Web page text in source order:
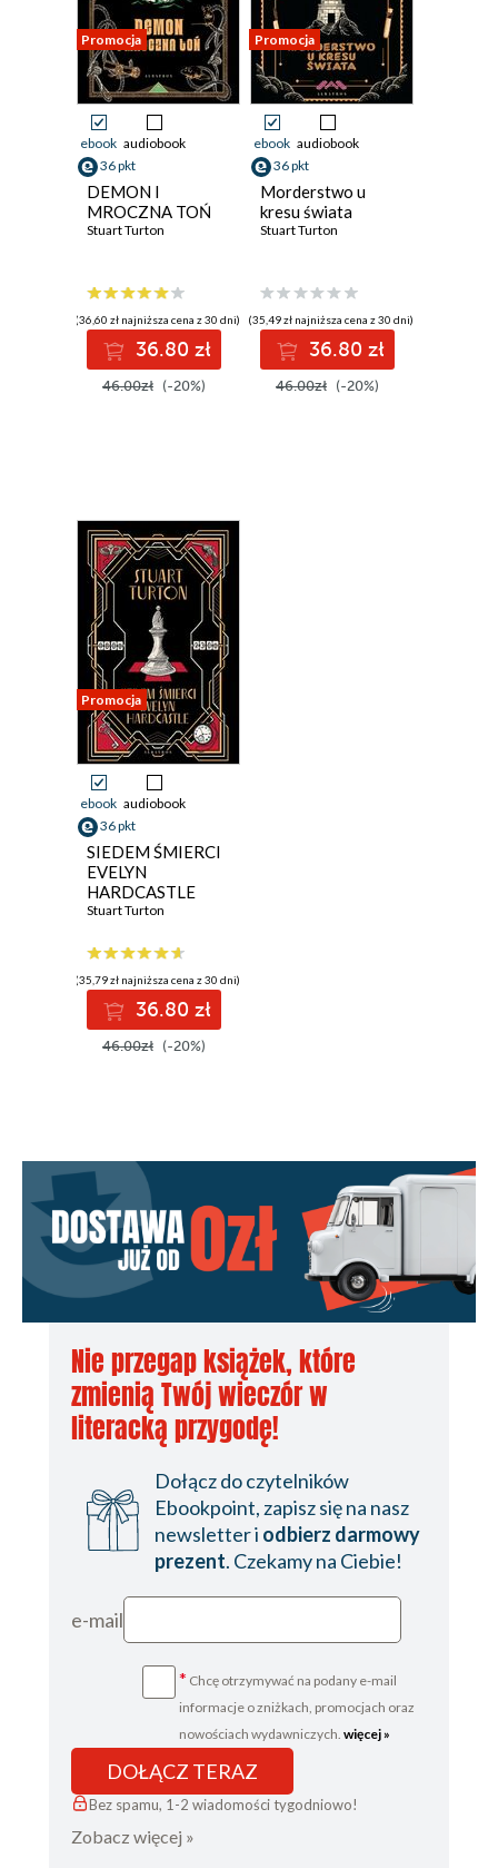
Promocja
ebook audiobook
36 pkt
DEMON I
MROCZNA TOŃ
Stuart Turton
(36,60 zł najniższa cena z 30 dni)
36.80 zł
46.00zł (-20%)
Promocja
ebook audiobook
36 pkt
Morderstwo u
kresu świata
Stuart Turton
(35,49 zł najniższa cena z 30 dni)
36.80 zł
46.00zł (-20%)
Promocja
ebook audiobook
36 pkt
SIEDEM ŚMIERCI
EVELYN
HARDCASTLE
Stuart Turton
(35,79 zł najniższa cena z 30 dni)
36.80 zł
46.00zł (-20%)
Nie przegap książek, które
zmienią Twój wieczór w
literacką przygodę!
Dołącz do czytelników
Ebookpoint, zapisz się na nasz
newsletter i odbierz darmowy
prezent. Czekamy na Ciebie!
e-mail
* Chcę otrzymywać na podany e-mail
informacje o zniżkach, promocjach oraz
nowościach wydawniczych. więcej »
DOŁĄCZ TERAZ
Bez spamu, 1-2 wiadomości tygodniowo!
Zobacz więcej »